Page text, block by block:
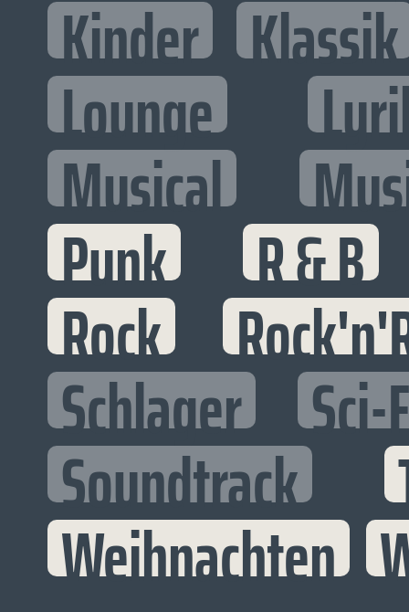
Kinder Klassik
Lounge
Musical
Punk R & B
Rock
Schlager Sci-
Soundtrack
Weihnachten